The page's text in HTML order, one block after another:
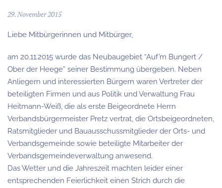
29. November 2015
Liebe Mitbürgerinnen und Mitbürger,
am 20.11.2015 wurde das Neubaugebiet “Auf’m Bungert /
Ober der Heege” seiner Bestimmung übergeben. Neben
Anliegern und interessierten Bürgern waren Vertreter der
beteiligten Firmen und aus Politik und Verwaltung Frau
Heitmann-Weiß, die als erste Beigeordnete Herrn
Verbandsbürgermeister Pretz vertrat, die Ortsbeigeordneten,
Ratsmitglieder und Bauausschussmitglieder der Orts- und
Verbandsgemeinde sowie beteiligte Mitarbeiter der
Verbandsgemeindeverwaltung anwesend.
Das Wetter und die Jahreszeit machten leider einer
entsprechenden Feierlichkeit einen Strich durch die